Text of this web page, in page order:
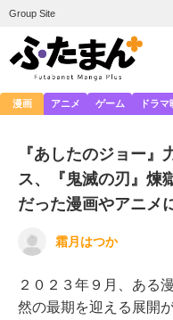
Group Site
漫画 アニメ ゲーム ドラマ
『あしたのジョー
ス、『鬼滅の刃』煉
だった漫画やアニメ
霜月はつか
２０２３年９月、ある
然の最期を迎える展開